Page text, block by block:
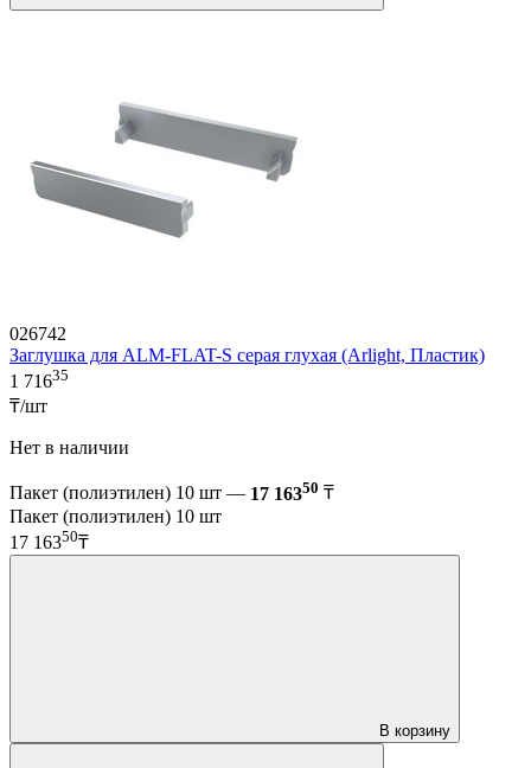
026742
Заглушка для ALM-FLAT-S серая глухая (Arlight, Пластик)
1 71635
₸/шт
Нет в наличии
Пакет (полиэтилен) 10 шт — 17 16350 ₸
Пакет (полиэтилен) 10 шт
17 16350₸
В корзину